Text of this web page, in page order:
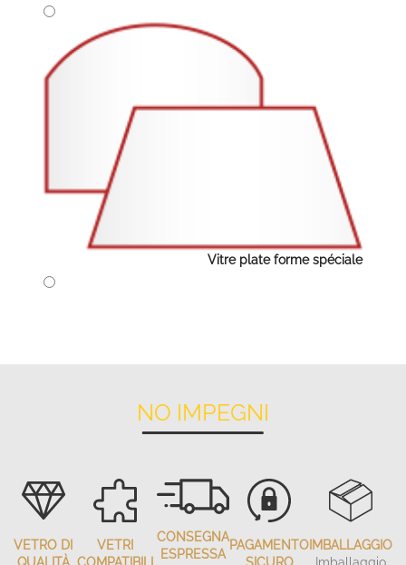
Vitre plate forme spéciale
NO IMPEGNI
VETRO DI
VETRI
CONSEGNA
ESPRESSA
PAGAMENTO IMBALLAGGIO